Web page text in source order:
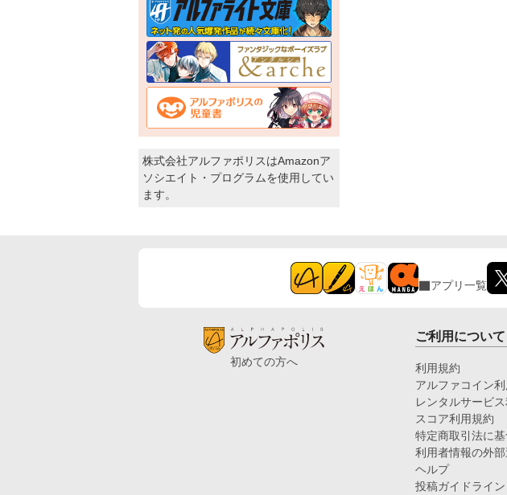
株式会社アルファポリスはAmazonア
ソシエイト・プログラムを使用してい
ます。
アプリ一覧
初めての方へ
ご利用について
利用規約
アルファコイン
レンタルサービ
スコア利用規約
特定商取引法に
利用者情報の外
ヘルプ
投稿ガイドライン